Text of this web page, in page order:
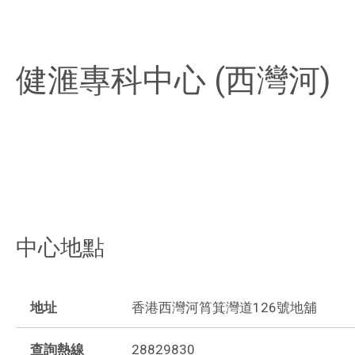
健滙專科中心 (西灣河)
中心地點
地址 香港西灣河筲箕灣道126號地舖
查詢熱線 28829830